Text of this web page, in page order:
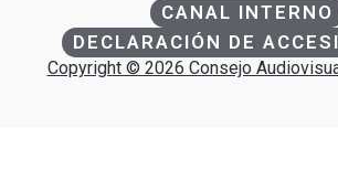
CANAL INTERNO
DECLARACIÓN DE
Copyright © 2026 Consejo